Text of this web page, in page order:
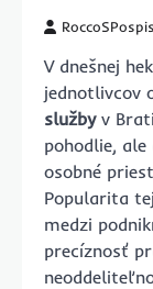
V dnešnej
jednotlivcov
službyv
pohodlie,
osobné
Popularita
medzi
precíznosť